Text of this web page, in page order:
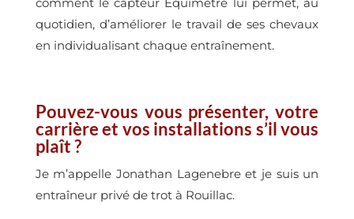
quotidien, d’améliorer le travail de ses chevaux
en individualisant chaque entraînement.
Pouvez-vous vous présenter, votre
carrière et vos installations s’il vous
plaît ?
Je m’appelle Jonathan Lagenebre et je suis un
entraîneur privé de trot à Rouillac.